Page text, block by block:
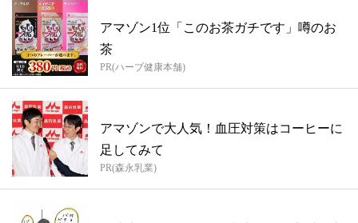
アマゾン1位「このお茶ガチです」噂のお
茶
PR(ハーブ健康本舗)
アマゾンで大人気！血圧対策はコーヒーに
足してみて
PR(森永乳業)